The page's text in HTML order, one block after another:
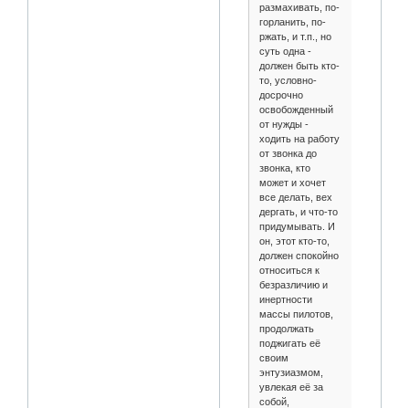
размахивать, по-
горланить, по-
ржать, и т.п., но
суть одна -
должен быть кто-
то, условно-
досрочно
освобожденный
от нужды -
ходить на работу
от звонка до
звонка, кто
может и хочет
все делать, вех
дергать, и что-то
придумывать. И
он, этот кто-то,
должен спокойно
относиться к
безразличию и
инертности
массы пилотов,
продолжать
поджигать её
своим
энтузиазмом,
увлекая её за
собой,